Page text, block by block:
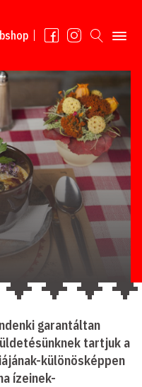
garantáltan
tartjuk a
különösképpen
ízeinek-